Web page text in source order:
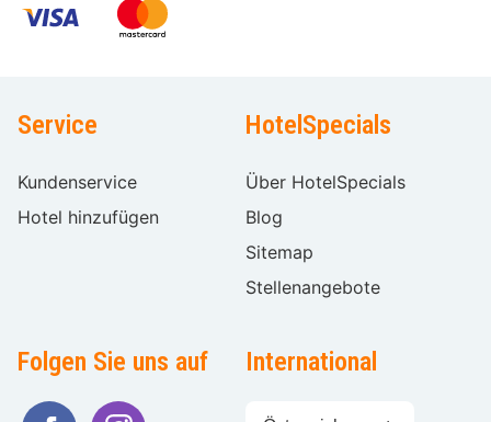
Service
Kundenservice
Hotel hinzufügen
HotelSpecials
Über HotelSpecials
Blog
Sitemap
Stellenangebote
Folgen Sie uns auf International
Sprache